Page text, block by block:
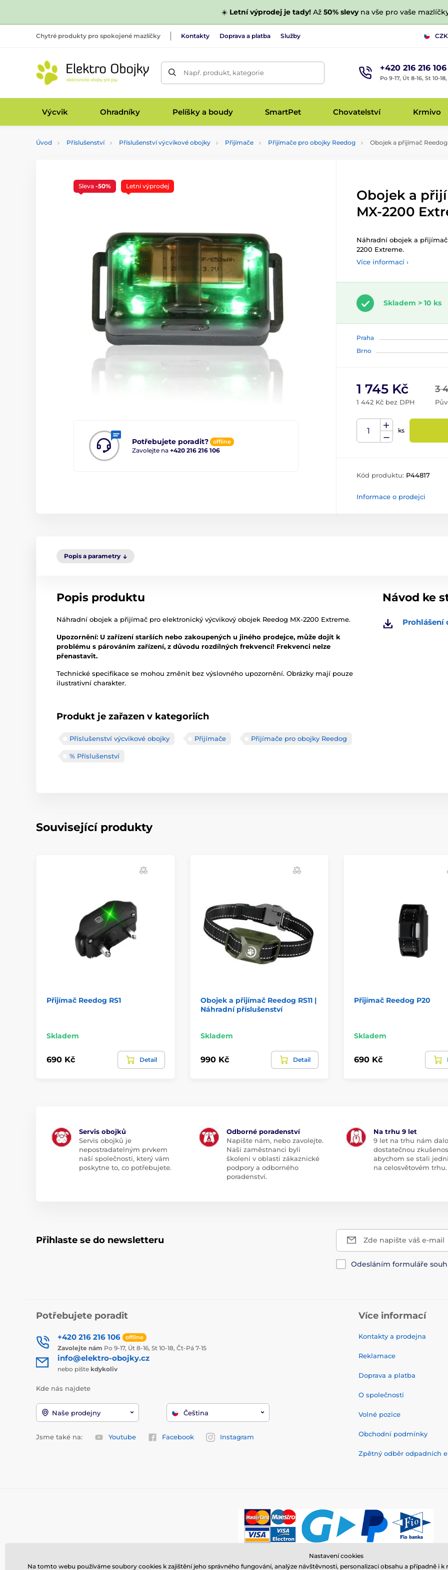
☀️ Letní výprodej je tady!Až 50% slevyna vše pro vaše
Chytré produkty pro spokojené mazlíčky Kontakty Doprava a platba Služby CZK
Např. produkt, kategorie +420 216 216 106
Po 9-17, Út 8-16, St 10-
Výcvik Ohradníky Pelíšky a boudy SmartPet Chovatelství Krmivo
Úvod Příslušenství Příslušenství výcvikové obojky Přijímače Přijímače pro obojky Reedog Obojek a přijímač
Potřebujete poradit? offline
Zavolejte na +420 216 216 106
Sleva -50% Letní výprodej
Obojek a
MX-2200
Náhradní obojek a
2200 Extreme.
Více informací ›
Skladem > 10 ks
Praha
Brno
3
1 745 Kč
1 442 Kč bez DPH
ks
Kód produktu: P44817
Informace o prodejci
Popis a parametry
Popis produktu
Náhradní obojek a přijímač pro elektronický výcvikový obojek Reedog MX-2200 Extreme.
Upozornění: U zařízení starších nebo zakoupených u jiného prodejce, může dojít k
problému s párováním zařízení, z důvodu rozdílných frekvencí! Frekvenci nelze
přenastavit.
Technické specifikace se mohou změnit bez výslovného upozornění. Obrázky mají pouze
ilustrativní charakter.
Produkt je zařazen v kategoriích
Příslušenství výcvikové obojky Přijímače Přijímače pro obojky Reedog
% Příslušenství
Návod ke
Prohlášení
Související produkty
Přijímač Reedog RS1
Skladem
690 Kč Detail
Obojek a přijímač Reedog RS11 |
Náhradní příslušenství
Skladem
990 Kč Detail
Přijímač Reedog P20
Skladem
690 Kč
Servis obojků
Servis obojků je
nepostradatelným prvkem
naší společnosti, který vám
poskytne to, co potřebujete.
Odborné poradenství
Napište nám, nebo zavolejte.
Naši zaměstnanci byli
školeni v oblasti zákaznické
podpory a odborného
poradenství.
Na trhu 9 let
9 let na trhu nám dalo
dostatečnou
abychom se stali
na celosvětovém trhu.
Přihlaste se do newsletteru Zde napište váš e-mail
Odesláním formuláře
Potřebujete poradit
+420 216 216 106 offline
Zavolejte nám Po 9-17, Út 8-16, St 10-18, Čt-Pá 7-15
info@elektro-obojky.cz
nebo pište kdykoliv
Kde nás najdete
Naše prodejny Čeština
Jsme také na: Youtube Facebook Instagram
Více informací
Kontakty a prodejna
Reklamace
Doprava a platba
O společnosti
Volné pozice
Obchodní podmínky
Zpětný odběr odpadních
© 2026 www.elektro-obojky.cz ⦁ E-shop vytvořila
Nastavení cookies
Na tomto webu používáme soubory cookies k zajištění jeho správného fungování, analýze návštěvnosti, personalizaci obsahu a případně i